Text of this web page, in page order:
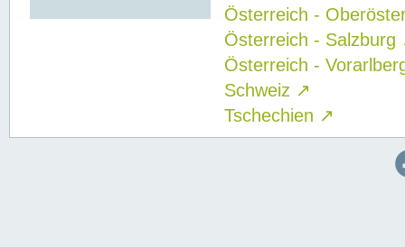
Österreich -
Österreich - Salzburg
Österreich -
Schweiz ↗
Tschechien ↗